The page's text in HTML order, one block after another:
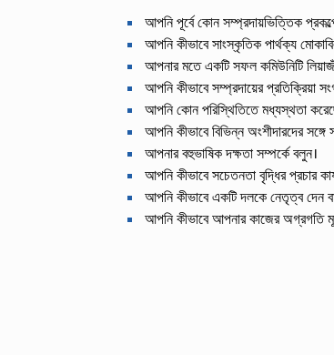
আপনি পূর্বে কোন সম্প্রদায়ভিত্তিক
আপনি কীভাবে সাংস্কৃতিক পার্থক্য
আপনার মতে একটি সফল কমিউনিটি লিয়াজঁ
আপনি কীভাবে সম্প্রদায়ের প্রতিক্রিয়া
আপনি কোন পরিস্থিতিতে মধ্যস্থতা
আপনি কীভাবে বিভিন্ন অংশীদারদের
আপনার বহুভাষিক দক্ষতা সম্পর্কে বলুন।
আপনি কীভাবে সচেতনতা বৃদ্ধির প্রচার
আপনি কীভাবে একটি দলকে নেতৃত্ব দেন
আপনি কীভাবে আপনার কাজের অগ্রগতি